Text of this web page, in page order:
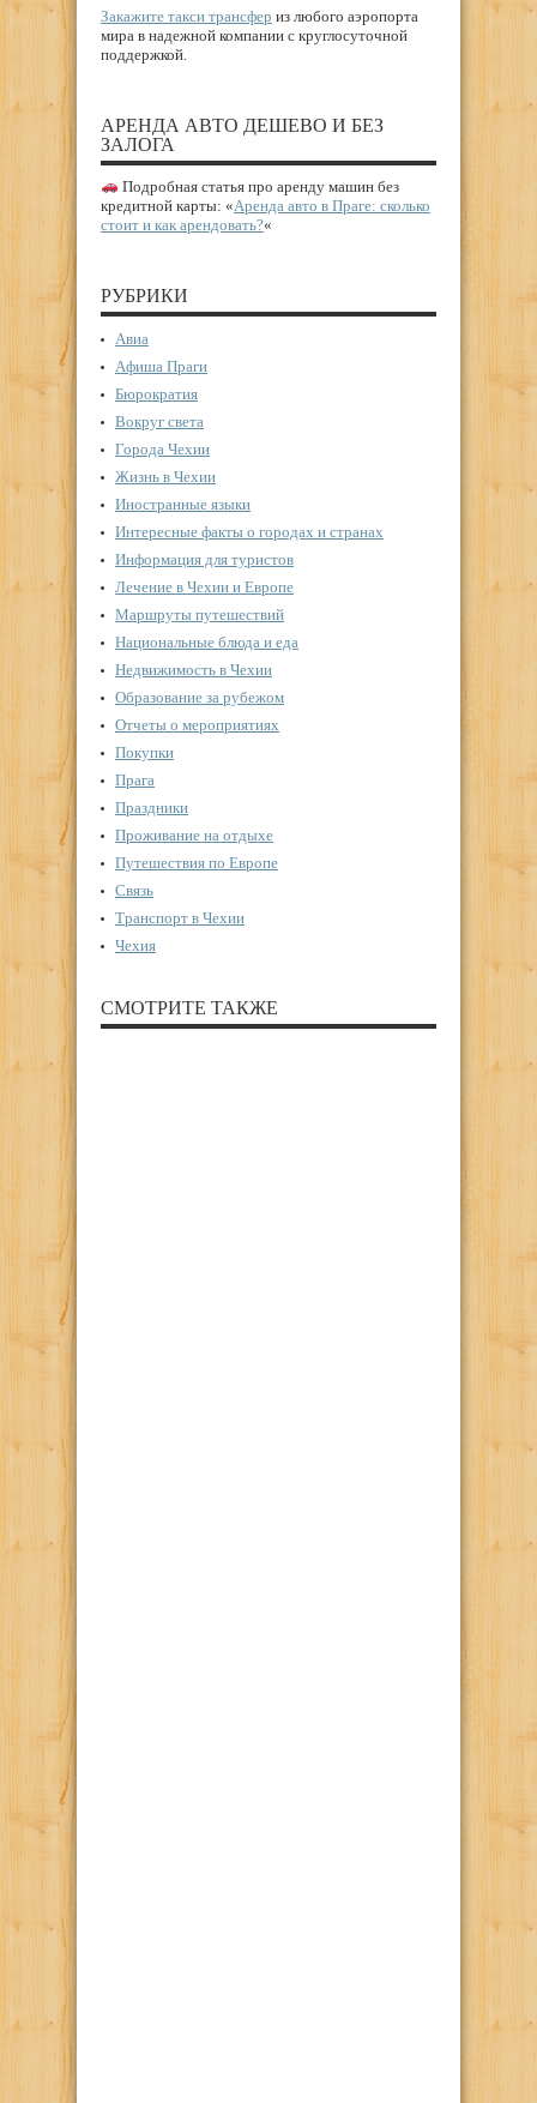
Закажите такси трансфер из любого аэропорта
мира в надежной компании с круглосуточной
поддержкой.
АРЕНДА АВТО ДЕШЕВО И БЕЗ
ЗАЛОГА
Подробная статья про аренду машин без
кредитной карты: «Аренда авто в Праге: сколько
стоит и как арендовать?«
РУБРИКИ
Авиа
Афиша Праги
Бюрократия
Вокруг света
Города Чехии
Жизнь в Чехии
Иностранные языки
Интересные факты о городах и странах
Информация для туристов
Лечение в Чехии и Европе
Маршруты путешествий
Национальные блюда и еда
Недвижимость в Чехии
Образование за рубежом
Отчеты о мероприятиях
Покупки
Прага
Праздники
Проживание на отдыхе
Путешествия по Европе
Связь
Транспорт в Чехии
Чехия
СМОТРИТЕ ТАКЖЕ